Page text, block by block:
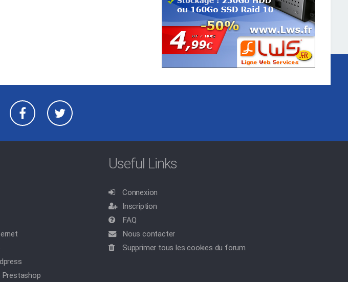
Useful Links
Connexion
Inscription
FAQ
Nous contacter
Supprimer tous les cookies du forum